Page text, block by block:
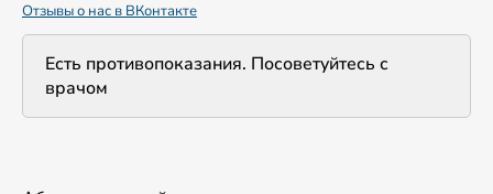
Отзывы о нас в ВКонтакте
Есть противопоказания. Посоветуйтесь с
врачом